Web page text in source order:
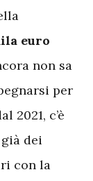
euro
non sa
per
2021, c’è
dei
con la